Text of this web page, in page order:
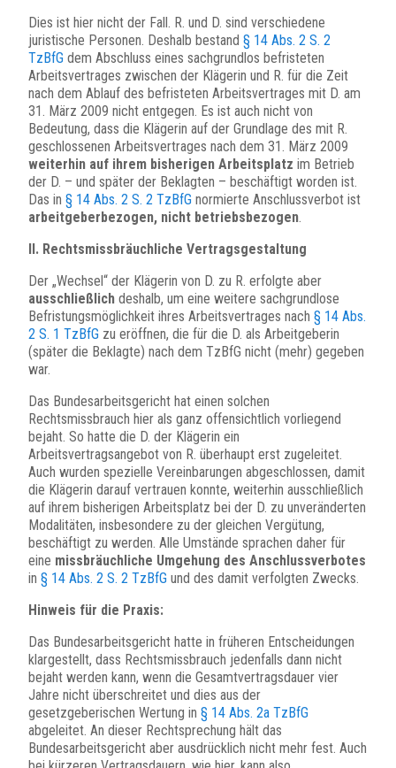
Dies ist hier nicht der Fall. R. und D. sind verschiedene
juristische Personen. Deshalb bestand § 14 Abs. 2 S. 2
TzBfG dem Abschluss eines sachgrundlos befristeten
Arbeitsvertrages zwischen der Klägerin und R. für die Zeit
nach dem Ablauf des befristeten Arbeitsvertrages mit D. am
31. März 2009 nicht entgegen. Es ist auch nicht von
Bedeutung, dass die Klägerin auf der Grundlage des mit R.
geschlossenen Arbeitsvertrages nach dem 31. März 2009
weiterhin auf ihrem bisherigen Arbeitsplatz im Betrieb
der D. – und später der Beklagten – beschäftigt worden ist.
Das in § 14 Abs. 2 S. 2 TzBfG normierte Anschlussverbot ist
arbeitgeberbezogen, nicht betriebsbezogen.
II. Rechtsmissbräuchliche Vertragsgestaltung
Der „Wechsel“ der Klägerin von D. zu R. erfolgte aber
ausschließlich deshalb, um eine weitere sachgrundlose
Befristungsmöglichkeit ihres Arbeitsvertrages nach § 14 Abs.
2 S. 1 TzBfG zu eröffnen, die für die D. als Arbeitgeberin
(später die Beklagte) nach dem TzBfG nicht (mehr) gegeben
war.
Das Bundesarbeitsgericht hat einen solchen
Rechtsmissbrauch hier als ganz offensichtlich vorliegend
bejaht. So hatte die D. der Klägerin ein
Arbeitsvertragsangebot von R. überhaupt erst zugeleitet.
Auch wurden spezielle Vereinbarungen abgeschlossen, damit
die Klägerin darauf vertrauen konnte, weiterhin ausschließlich
auf ihrem bisherigen Arbeitsplatz bei der D. zu unveränderten
Modalitäten, insbesondere zu der gleichen Vergütung,
beschäftigt zu werden. Alle Umstände sprachen daher für
eine missbräuchliche Umgehung des Anschlussverbotes
in § 14 Abs. 2 S. 2 TzBfG und des damit verfolgten Zwecks.
Hinweis für die Praxis:
Das Bundesarbeitsgericht hatte in früheren Entscheidungen
klargestellt, dass Rechtsmissbrauch jedenfalls dann nicht
bejaht werden kann, wenn die Gesamtvertragsdauer vier
Jahre nicht überschreitet und dies aus der
gesetzgeberischen Wertung in § 14 Abs. 2a TzBfG
abgeleitet. An dieser Rechtsprechung hält das
Bundesarbeitsgericht aber ausdrücklich nicht mehr fest. Auch